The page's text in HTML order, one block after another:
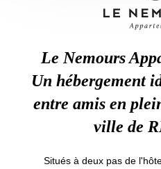
Le Nemours
Un hébergement
entre amis en
ville de
Situés à deux pas de